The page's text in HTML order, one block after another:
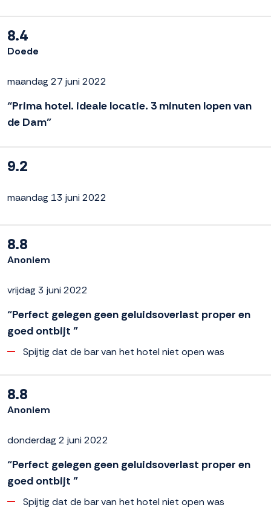
8.4
Doede
maandag 27 juni 2022
“Prima hotel. ideale locatie. 3 minuten lopen van
de Dam”
9.2
maandag 13 juni 2022
8.8
Anoniem
vrijdag 3 juni 2022
“Perfect gelegen geen geluidsoverlast proper en
goed ontbijt ”
Spijtig dat de bar van het hotel niet open was
8.8
Anoniem
donderdag 2 juni 2022
“Perfect gelegen geen geluidsoverlast proper en
goed ontbijt ”
Spijtig dat de bar van het hotel niet open was